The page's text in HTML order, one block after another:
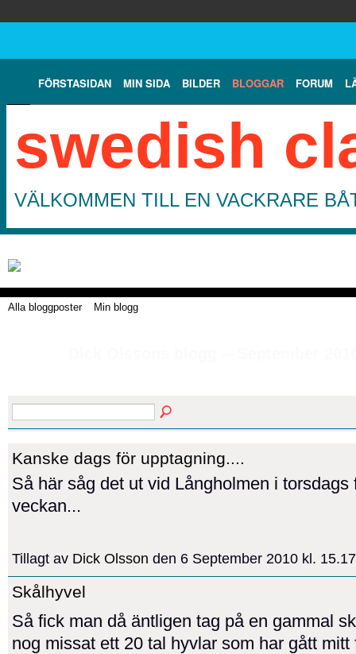
FÖRSTASIDAN MIN SIDA BILDER BLOGGAR FORUM
swedish
VÄLKOMMEN TILL EN VACKRARE
Alla bloggposter Min blogg
Kanske dags för upptagning....
Så här såg det ut vid Långholmen i torsdags
veckan...
Tillagt av Dick Olsson den 6 September 2010 kl.
Skålhyvel
Så fick man då äntligen tag på en gammal
nog missat ett 20 tal hyvlar som har gått mitt